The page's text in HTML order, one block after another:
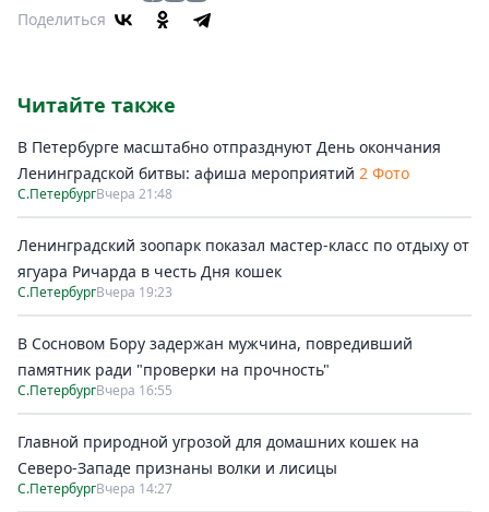
Поделиться
Читайте также
В Петербурге масштабно отпразднуют День окончания
Ленинградской битвы: афиша мероприятий 2 Фото
С.ПетербургВчера 21:48
Ленинградский зоопарк показал мастер-класс по отдыху от
ягуара Ричарда в честь Дня кошек
С.ПетербургВчера 19:23
В Сосновом Бору задержан мужчина, повредивший
памятник ради "проверки на прочность"
С.ПетербургВчера 16:55
Главной природной угрозой для домашних кошек на
Северо-Западе признаны волки и лисицы
С.ПетербургВчера 14:27